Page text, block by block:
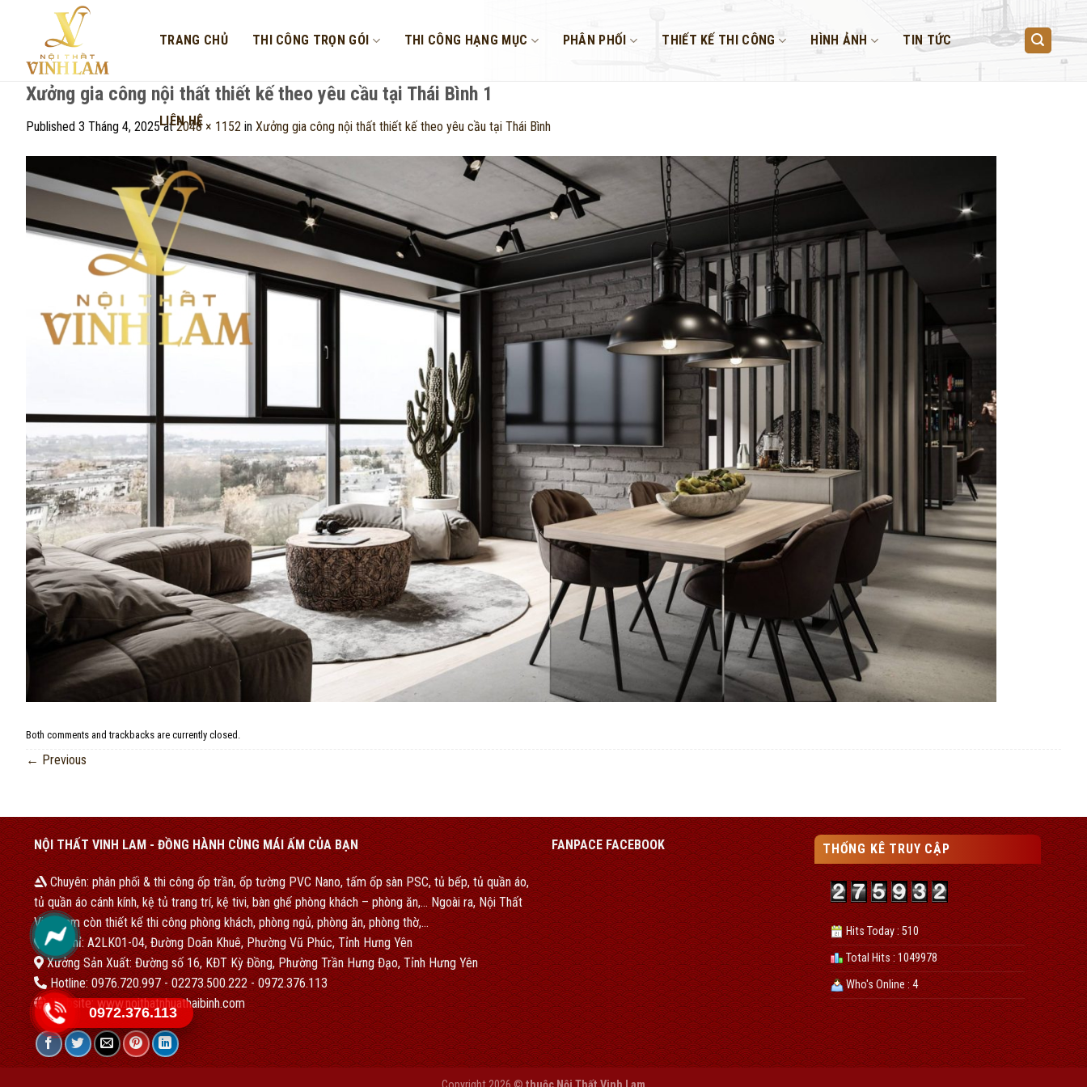
TRANG CHỦ THI CÔNG TRỌN GÓI THI CÔNG HẠNG MỤC PHÂN PHỐI THIẾT KẾ THI CÔNG HÌNH ẢNH TIN TỨC
LIÊN HỆ
Xưởng gia công nội thất thiết kế theo yêu cầu tại Thái Bình 1
Published 3 Tháng 4, 2025at2048 × 1152 in Xưởng gia công nội thất thiết kế theo yêu cầu tại Thái Bình
Both comments and trackbacks are currently closed.
← Previous
NỘI THẤT VINH LAM - ĐỒNG HÀNH CÙNG MÁI ẤM CỦA BẠN
Chuyên: phân phối & thi công ốp trần, ốp tường PVC Nano, tấm ốp sàn PSC, tủ bếp, tủ quần áo,
tủ quần áo cánh kính, kệ tủ trang trí, kệ tivi, bàn ghế phòng khách – phòng ăn,… Ngoài ra, Nội Thất
Vinh Lam còn thiết kế thi công phòng khách, phòng ngủ, phòng ăn, phòng thờ,…
Địa chỉ: A2LK01-04, Đường Doãn Khuê, Phường Vũ Phúc, Tỉnh Hưng Yên
Xưởng Sản Xuất: Đường số 16, KĐT Kỳ Đồng, Phường Trần Hưng Đạo, Tỉnh Hưng Yên
Hotline: 0976.720.997 - 02273.500.222 - 0972.376.113
Website: www.noithatnhuathaibinh.com
FANPACE FACEBOOK THỐNG KÊ TRUY CẬP
Hits Today : 510
Total Hits : 1049978
Who's Online : 4
0972.376.113